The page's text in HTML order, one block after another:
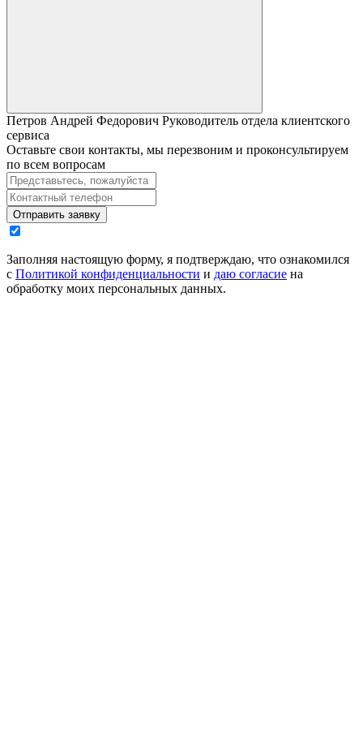
Петров Андрей Федорович Руководитель отдела клиентского
сервиса
Оставьте свои контакты, мы перезвоним и проконсультируем
по всем вопросам
Отправить заявку
Заполняя настоящую форму, я подтверждаю, что ознакомился
с Политикой конфиденциальности и даю согласие на
обработку моих персональных данных.